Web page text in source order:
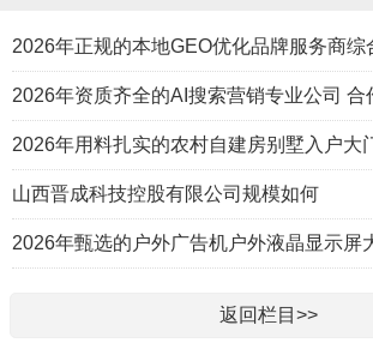
2026年正规的本地GEO优化品牌服务商综
山西晋成科技控股有限公司规模如何
返回栏目>>